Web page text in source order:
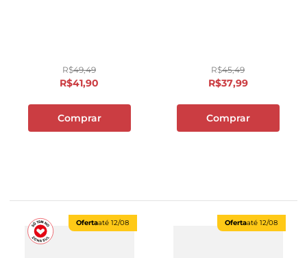
R$49,49
R$41,90
Comprar
R$45,49
R$37,99
Comprar
Ofertaaté 12/08 Ofertaaté 12/08